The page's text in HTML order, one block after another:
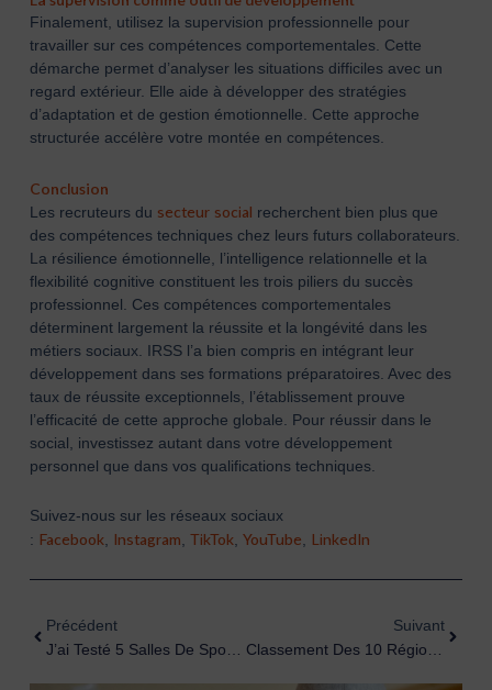
Finalement, utilisez la supervision professionnelle pour
travailler sur ces compétences comportementales. Cette
démarche permet d’analyser les situations difficiles avec un
regard extérieur. Elle aide à développer des stratégies
d’adaptation et de gestion émotionnelle. Cette approche
structurée accélère votre montée en compétences.
Conclusion
Les recruteurs du secteur social recherchent bien plus que
des compétences techniques chez leurs futurs collaborateurs.
La résilience émotionnelle, l’intelligence relationnelle et la
flexibilité cognitive constituent les trois piliers du succès
professionnel. Ces compétences comportementales
déterminent largement la réussite et la longévité dans les
métiers sociaux. IRSS l’a bien compris en intégrant leur
développement dans ses formations préparatoires. Avec des
taux de réussite exceptionnels, l’établissement prouve
l’efficacité de cette approche globale. Pour réussir dans le
social, investissez autant dans votre développement
personnel que dans vos qualifications techniques.
Suivez-nous sur les réseaux sociaux
: Facebook, Instagram, TikTok, YouTube, LinkedIn
Précédent
Suivant